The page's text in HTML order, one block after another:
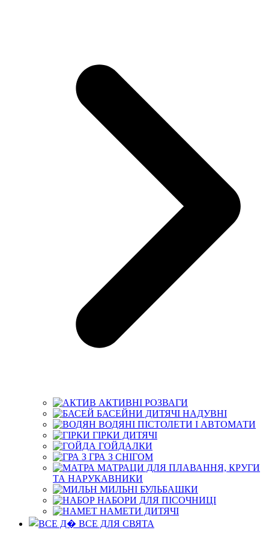
АКТИВНІ РОЗВАГИ
БАСЕЙНИ ДИТЯЧІ НАДУВНІ
ВОДЯНІ ПІСТОЛЕТИ І АВТОМАТИ
ГІРКИ ДИТЯЧІ
ГОЙДАЛКИ
ГРА З СНІГОМ
МАТРАЦИ ДЛЯ ПЛАВАННЯ, КРУГИ
ТА НАРУКАВНИКИ
МИЛЬНІ БУЛЬБАШКИ
НАБОРИ ДЛЯ ПІСОЧНИЦІ
НАМЕТИ ДИТЯЧІ
ВСЕ ДЛЯ СВЯТА